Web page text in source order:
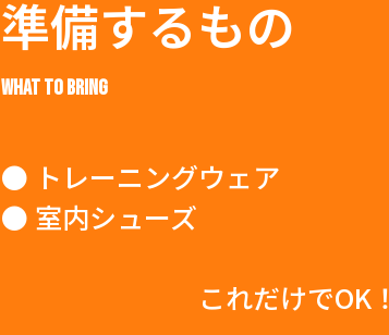
準備するもの
WHAT TO BRING
● トレーニングウェア
● 室内シューズ
これだけでOK！